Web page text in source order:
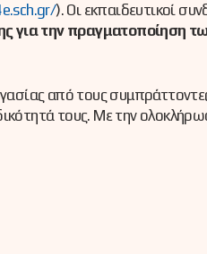
). Οι εκπαιδευτικοί
για την πραγματοποίηση
από τους
τους. Με την